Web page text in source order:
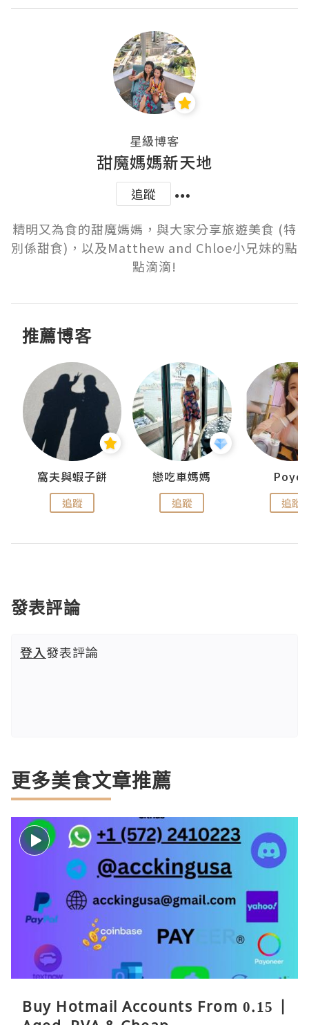
星級博客
甜魔媽媽新天地
追蹤
精明又為食的甜魔媽媽，與大家分享旅遊美食 (特
別係甜食)，以及Matthew and Chloe小兄妹的點
點滴滴!
推薦博客
窩夫與蝦子餅
追蹤
戀吃車媽媽
追蹤 追蹤
發表評論
登入發表評論
更多美食文章推薦
Buy Hotmail Accounts From 0.15 |